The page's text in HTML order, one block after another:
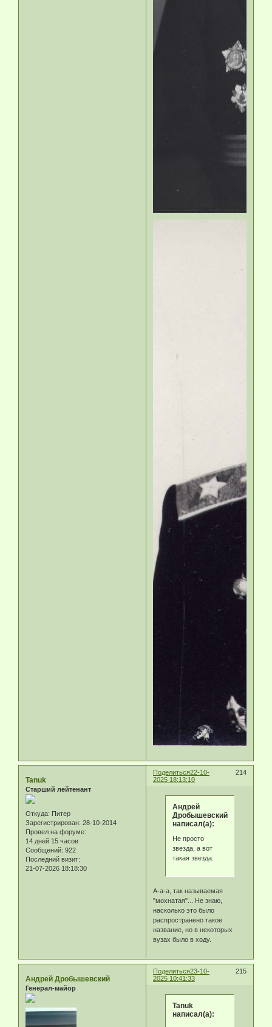
Поделиться 214
22-10-
2025 18:13:10
Tanuk
Старший лейтенант
Откуда: Питер
Зарегистрирован: 28-10-2014
Провел на форуме:
14 дней 15 часов
Сообщений: 922
Последний визит:
21-07-2026 18:18:30
Андрей
Дробышевский
написал(а):
Не просто
звезда, а вот
такая звезда:
А-а-а, так называемая
"мохнатая"... Не знаю,
насколько это было
распространено такое
название, но в некоторых
вузах было в ходу.
Поделиться 215
23-10-
2025 10:41:33
Андрей Дробышевский
Генерал-майор
Tanuk
написал(а):